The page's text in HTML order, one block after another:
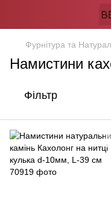
Фурнітура та
Намистини
Фільтр